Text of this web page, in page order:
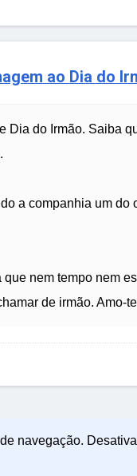
navegação.
ao Dia do
Dia do Irmão. Saiba
a companhia um do
nem tempo nem
de irmão. Amo-